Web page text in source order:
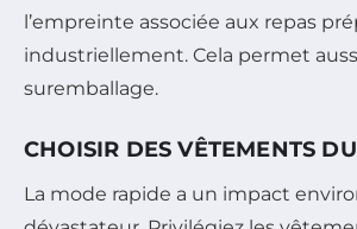
l’empreinte associée aux repas
industriellement. Cela permet
suremballage.
CHOISIR DES VÊTEMENTS
La mode rapide a un impact